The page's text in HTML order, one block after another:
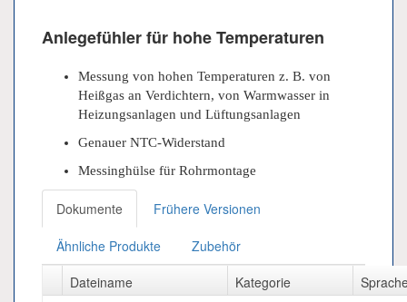
Anlegefühler für hohe Temperaturen
Messung von hohen Temperaturen z. B. von
Heißgas an Verdichtern, von Warmwasser in
Heizungsanlagen und Lüftungsanlagen
Genauer NTC-Widerstand
Messinghülse für Rohrmontage
Dokumente Frühere Versionen
Ähnliche Produkte
Zubehör
Dateiname
Kategorie